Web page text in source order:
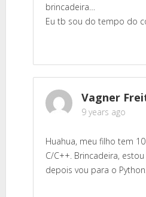
brincadeira…
Eu tb sou do tempo do
Vagner
9 years ago
Huahua, meu filho tem
C/C++. Brincadeira,
depois vou para o Python.